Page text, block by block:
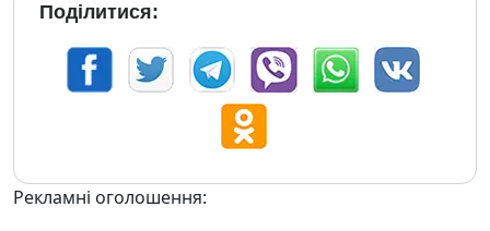
Поділитися:
Рекламні оголошення: